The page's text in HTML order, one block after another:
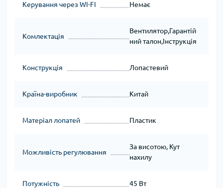
Керування через WI-FI Немає
Комлектація
Вентилятор,Гарантій
ний талон,Інструкція
Конструкція Лопастевий
Країна-виробник Китай
Матеріал лопатей Пластик
Можливість регулювання
За висотою, Кут
нахилу
Потужність 45 Вт